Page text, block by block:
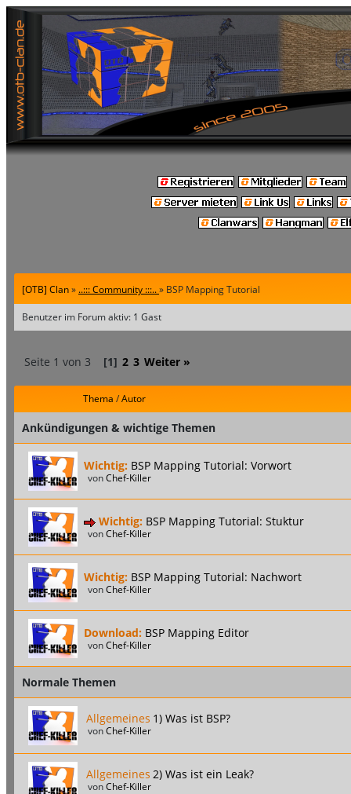
[OTB] Clan» ..::: Community :::..» BSP Mapping Tutorial
Benutzer im Forum aktiv: 1 Gast
Seite 1 von 3 [1] 2 3 Weiter »
Thema /Autor
Ankündigungen & wichtige Themen
Wichtig: BSP Mapping Tutorial: Vorwort
vonChef-Killer
Wichtig: BSP Mapping Tutorial: Stuktur
vonChef-Killer
Wichtig: BSP Mapping Tutorial: Nachwort
vonChef-Killer
Download: BSP Mapping Editor
vonChef-Killer
Normale Themen
Allgemeines 1) Was ist BSP?
vonChef-Killer
Allgemeines 2) Was ist ein Leak?
vonChef-Killer